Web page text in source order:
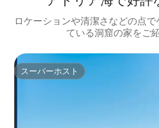
ロケーションや清潔さなどの点
ている洞窟の家をご
スーパーホスト
スーパーホスト